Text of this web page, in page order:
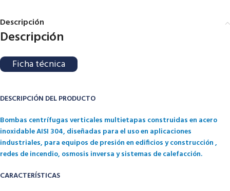
Descripción
Descripción
Ficha técnica
DESCRIPCIÓN DEL PRODUCTO
Bombas centrífugas verticales multietapas construidas en acero
inoxidable AISI 304, diseñadas para el uso en aplicaciones
industriales, para equipos de presión en edificios y construcción ,
redes de incendio, osmosis inversa y sistemas de calefacción.
CARACTERÍSTICAS